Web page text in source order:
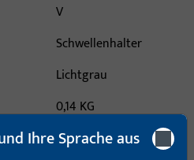
V
Schwellenhalter
Lichtgrau
0,14 KG
10 PAA
Ihre Sprache aus